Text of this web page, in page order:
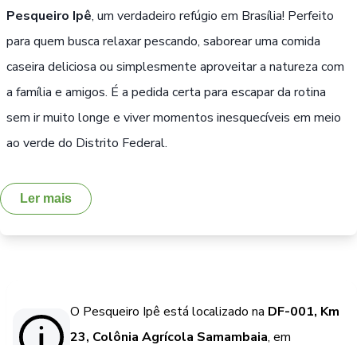
Pesqueiro Ipê, um verdadeiro refúgio em Brasília! Perfeito
para quem busca relaxar pescando, saborear uma comida
caseira deliciosa ou simplesmente aproveitar a natureza com
a família e amigos. É a pedida certa para escapar da rotina
sem ir muito longe e viver momentos inesquecíveis em meio
ao verde do Distrito Federal.
Ler mais
O Pesqueiro Ipê está localizado na DF-001, Km
23, Colônia Agrícola Samambaia, em